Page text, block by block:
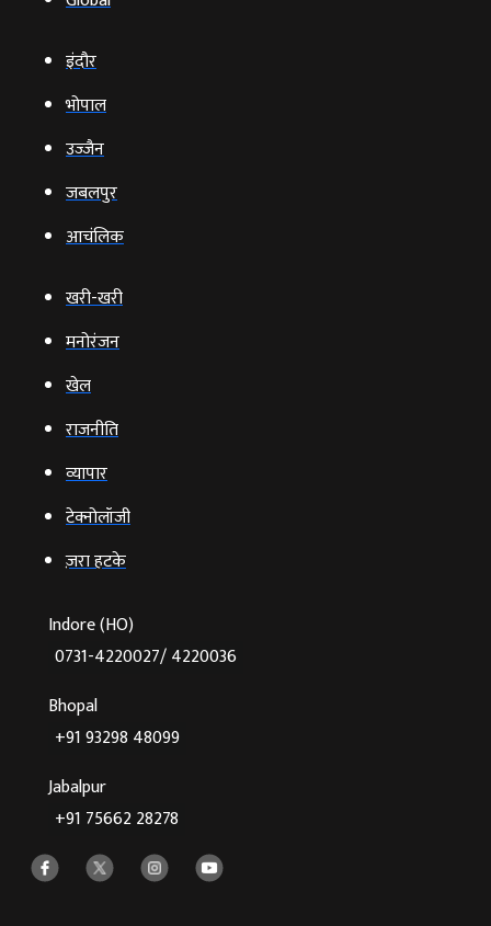
इंदौर
भोपाल
उज्‍जैन
जबलपुर
आचंलिक
खरी-खरी
मनोरंजन
खेल
राजनीति
व्‍यापार
टेक्‍नोलॉजी
ज़रा हटके
Indore (HO)
0731-4220027/ 4220036
Bhopal
+91 93298 48099
Jabalpur
+91 75662 28278